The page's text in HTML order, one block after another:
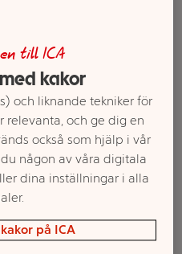
till ICA
kakor
och liknande tekniker för
relevanta, och ge dig en
också som hjälp i vår
någon av våra digitala
dina inställningar i alla
på ICA